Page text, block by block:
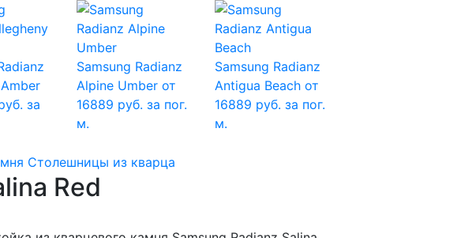
за
Samsung Radianz
Alpine Umber от
16889 руб. за пог.
м.
Samsung Radianz
Antigua Beach от
16889 руб. за пог.
м.
Столешницы из кварца
Red